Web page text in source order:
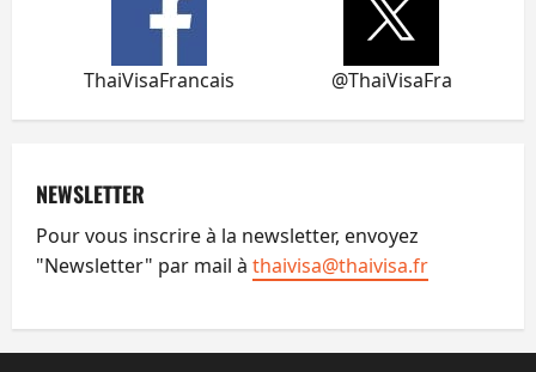
ThaiVisaFrancais @ThaiVisaFra
NEWSLETTER
Pour vous inscrire à la newsletter, envoyez
"Newsletter" par mail à thaivisa@thaivisa.fr